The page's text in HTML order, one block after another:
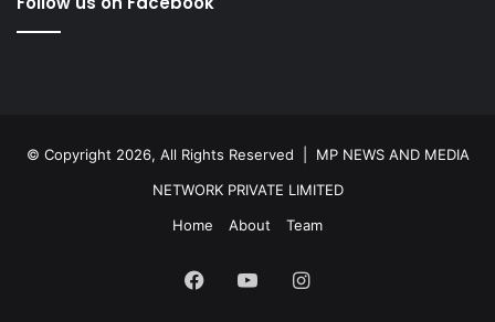
© Copyright 2026, All Rights Reserved | MP NEWS AND MEDIA
NETWORK PRIVATE LIMITED
Home
About Team
Facebook
YouTubeInstagram